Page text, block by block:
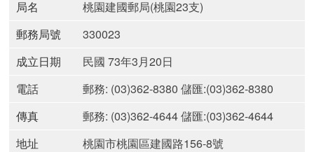
局名
桃園建國郵局(桃園23支)
郵務局號
330023
成立日期
民國 73年3月20日
電話
郵務: (03)362-8380 儲匯:(03)362-8380
傳真
郵務: (03)362-4644 儲匯:(03)362-4644
地址
桃園市桃園區建國路156-8號